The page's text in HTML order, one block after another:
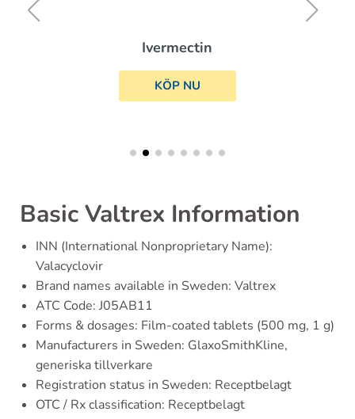
Ivermectin
KÖP NU
Basic Valtrex Information
INN (International Nonproprietary Name):
Valacyclovir
Brand names available in Sweden: Valtrex
ATC Code: J05AB11
Forms & dosages: Film-coated tablets (500 mg, 1 g)
Manufacturers in Sweden: GlaxoSmithKline,
generiska tillverkare
Registration status in Sweden: Receptbelagt
OTC / Rx classification: Receptbelagt